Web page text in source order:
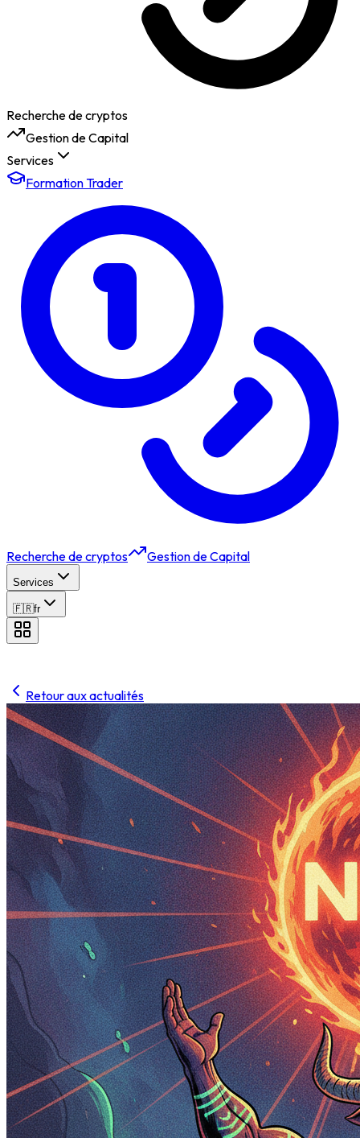
Recherche de cryptos
Gestion de Capital
Services
Formation Trader
Recherche de cryptos Gestion de Capital
Services
🇫🇷fr
Retour aux actualités